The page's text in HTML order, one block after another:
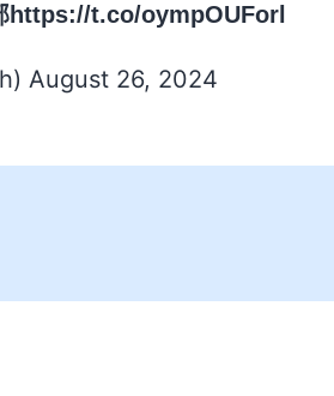
https://t.co/oympOUForl
August 26, 2024